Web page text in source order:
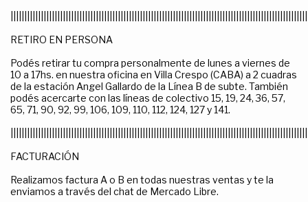
RETIRO EN PERSONA
Podés retirar tu compra personalmente de lunes a viernes de
10 a 17hs. en nuestra oficina en Villa Crespo (CABA) a 2 cuadras
de la estación Angel Gallardo de la Línea B de subte. También
podés acercarte con las líneas de colectivo 15, 19, 24, 36, 57,
65, 71, 90, 92, 99, 106, 109, 110, 112, 124, 127 y 141.
FACTURACIÓN
Realizamos factura A o B en todas nuestras ventas y te la
enviamos a través del chat de Mercado Libre.